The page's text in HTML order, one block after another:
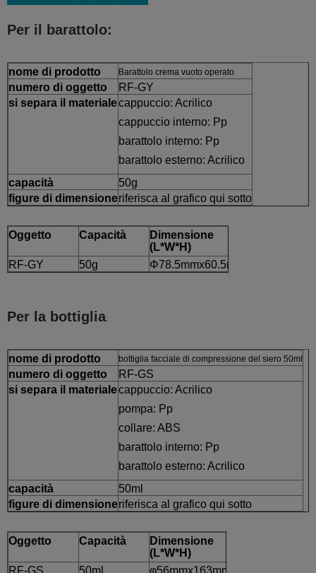
Per il barattolo:
nome di prodotto Barattolo crema vuoto operato
numero di oggetto
RF-GY
si separa il materialecappuccio: Acrilico
cappuccio interno: Pp
barattolo interno: Pp
barattolo esterno: Acrilico
capacità
50g
figure di dimensioneriferisca al grafico qui sotto
Oggetto Capacità
Dimensione
(L*W*H)
RF-GY
50g Φ78.5mmx60.5mm
Per la bottiglia:
nome di prodotto bottiglia facciale di compressione del siero 50ml
numero di oggetto
RF-GS
si separa il materialecappuccio: Acrilico
pompa: Pp
collare: ABS
barattolo interno: Pp
barattolo esterno: Acrilico
capacità
50ml
figure di dimensioneriferisca al grafico qui sotto
Oggetto Capacità
Dimensione
(L*W*H)